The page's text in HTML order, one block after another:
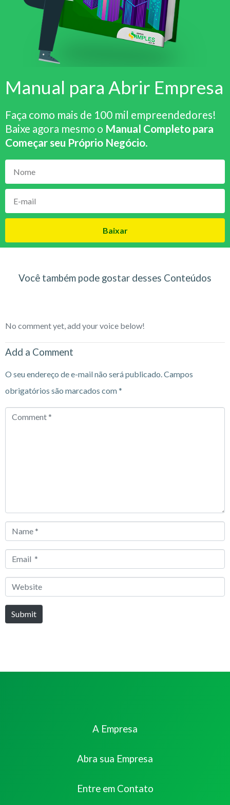
Manual para Abrir Empresa
Faça como mais de 100 mil empreendedores!
Baixe agora mesmo o Manual Completo para
Começar seu Próprio Negócio.
Baixar
Você também pode gostar desses Conteúdos
No comment yet, add your voice below!
Add a Comment
O seu endereço de e-mail não será publicado.Campos
obrigatórios são marcados com*
Comment
Name
Email
Website
Submit
A Empresa
Abra sua Empresa
Entre em Contato